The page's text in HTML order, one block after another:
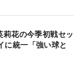
莉花の今季初戦セッ
統一「強い球と